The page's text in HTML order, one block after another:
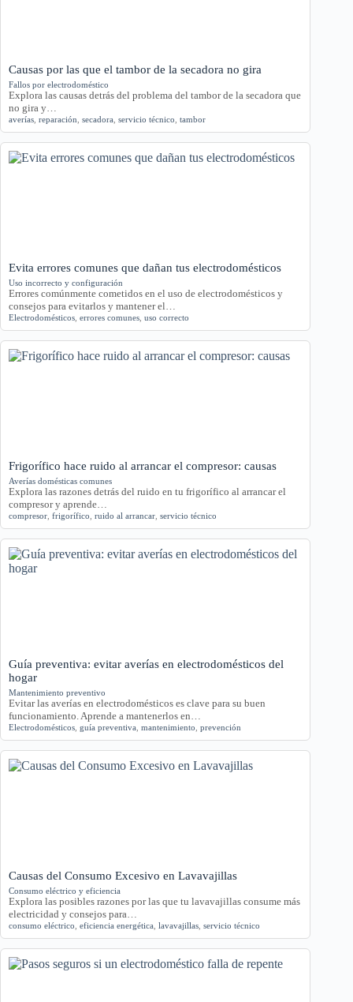
Causas por las que el tambor de la secadora no gira
Fallos por electrodoméstico
Explora las causas detrás del problema del tambor de la secadora que
no gira y…
averías reparación secadora servicio técnico tambor
Evita errores comunes que dañan tus electrodomésticos
Uso incorrecto y configuración
Errores comúnmente cometidos en el uso de electrodomésticos y
consejos para evitarlos y mantener el…
Electrodomésticos errores comunes uso correcto
Frigorífico hace ruido al arrancar el compresor: causas
Averías domésticas comunes
Explora las razones detrás del ruido en tu frigorífico al arrancar el
compresor y aprende…
compresor frigorífico ruido al arrancar servicio técnico
Guía preventiva: evitar averías en electrodomésticos del
hogar
Mantenimiento preventivo
Evitar las averías en electrodomésticos es clave para su buen
funcionamiento. Aprende a mantenerlos en…
Electrodomésticos guía preventiva mantenimiento prevención
Causas del Consumo Excesivo en Lavavajillas
Consumo eléctrico y eficiencia
Explora las posibles razones por las que tu lavavajillas consume más
electricidad y consejos para…
consumo eléctrico eficiencia energética lavavajillas servicio técnico